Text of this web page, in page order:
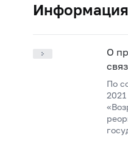
Информация
О
По